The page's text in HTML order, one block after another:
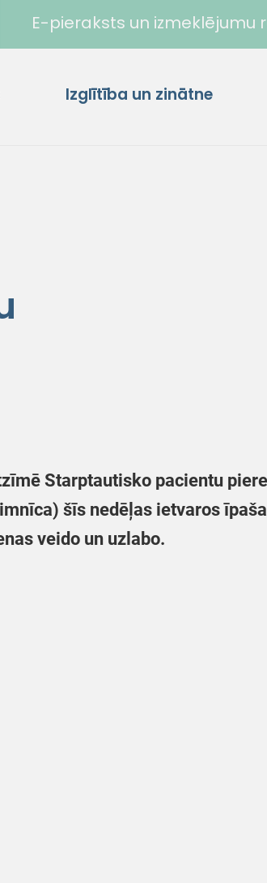
E-pieraksts un izmeklējumu
Izglītība un zinātne
Starptautisko pacientu
šīs nedēļas ietvaros īpaša
veido un uzlabo.